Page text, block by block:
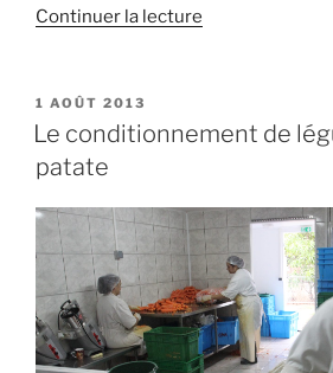
Continuer la lecture
chance
PUBLIÉ
LE
1 AOÛT 2013
Le conditionnement de
patate